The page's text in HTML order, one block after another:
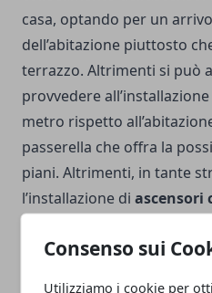
Consenso sui
Utilizziamo i cookie per
casa, optando per un
dell’abitazione piuttosto
terrazzo. Altrimenti si può
provvedere
metro rispetto
passerella che offra la
piani. Altrimenti, in tante
l’installazione di ascensori
adattano alla perfezione a